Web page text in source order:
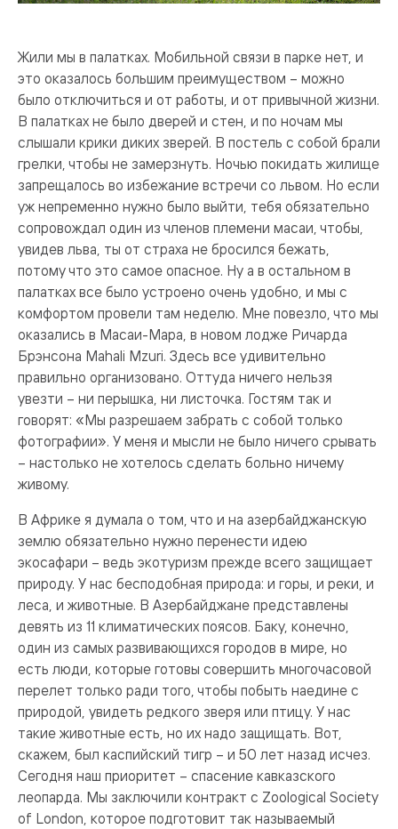
Жили мы в палатках. Мобильной связи в парке нет, и
это оказалось большим преимуществом – можно
было отключиться и от работы, и от привычной жизни.
В палатках не было дверей и стен, и по ночам мы
слышали крики диких зверей. В постель с собой брали
грелки, чтобы не замерзнуть. Ночью покидать жилище
запрещалось во избежание встречи со львом. Но если
уж непременно нужно было выйти, тебя обязательно
сопровождал один из членов племени масаи, чтобы,
увидев льва, ты от страха не бросился бежать,
потому что это самое опасное. Ну а в остальном в
палатках все было устроено очень удобно, и мы с
комфортом провели там неделю. Мне повезло, что мы
оказались в Масаи-Мара, в новом лодже Ричарда
Брэнсона Mahali Mzuri. Здесь все удивительно
правильно организовано. Оттуда ничего нельзя
увезти – ни перышка, ни листочка. Гостям так и
говорят: «Мы разрешаем забрать с собой только
фотографии». У меня и мысли не было ничего срывать
– настолько не хотелось сделать больно ничему
живому.
В Африке я думала о том, что и на азербайджанскую
землю обязательно нужно перенести идею
экосафари – ведь экотуризм прежде всего защищает
природу. У нас бесподобная природа: и горы, и реки, и
леса, и животные. В Азербайджане представлены
девять из 11 климатических поясов. Баку, конечно,
один из самых развивающихся городов в мире, но
есть люди, которые готовы совершить многочасовой
перелет только ради того, чтобы побыть наедине с
природой, увидеть редкого зверя или птицу. У нас
такие животные есть, но их надо защищать. Вот,
скажем, был каспийский тигр – и 50 лет назад исчез.
Сегодня наш приоритет – спасение кавказского
леопарда. Мы заключили контракт с Zoological Society
of London, которое подготовит так называемый